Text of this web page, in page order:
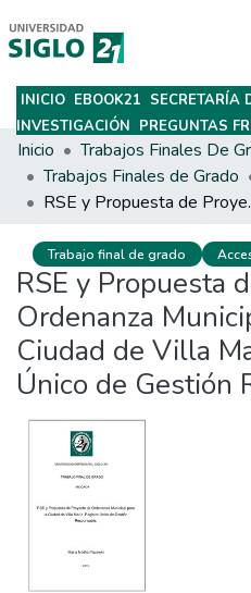
Subir
INICIO EBOOK21 SECRETARÍA
INVESTIGACIÓN PREGUNTAS
Inicio
Trabajos Finales de Grado
RSE y Propuesta de
Trabajo final de grado
RSE y Propuesta
Ordenanza
Ciudad de Villa
Único de Gestión